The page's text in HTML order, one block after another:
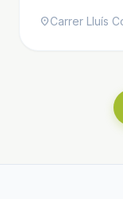
location_onCarrer Lluís